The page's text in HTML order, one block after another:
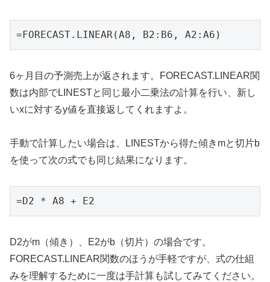
=FORECAST.LINEAR(A8, B2:B6, A2:A6)
6ヶ月目の予測売上が返されます。FORECAST.LINEAR関
数は内部でLINESTと同じ最小二乗法の計算を行い、新し
いxに対するy値を直接返してくれますよ。
手動で計算したい場合は、LINESTから得た傾きmと切片b
を使って次の式でも同じ結果になります。
=D2 * A8 + E2
D2がm（傾き）、E2がb（切片）の場合です。
FORECAST.LINEAR関数のほうが手軽ですが、式の仕組
みを理解するために一度は手計算も試してみてください。